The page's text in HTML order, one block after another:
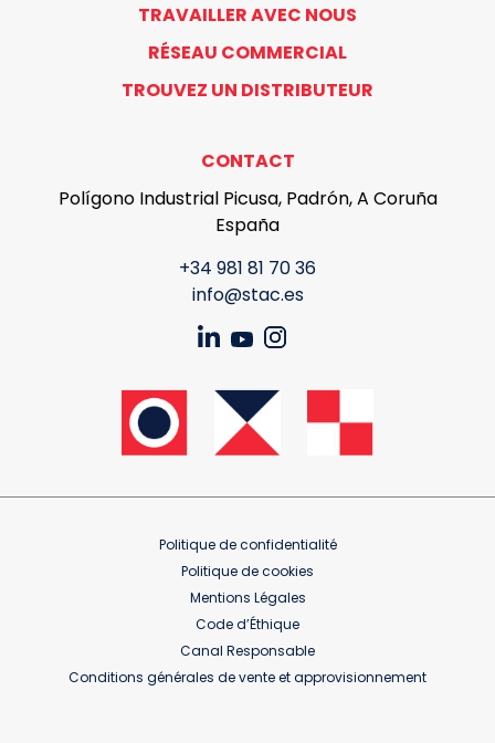
TRAVAILLER AVEC NOUS
RÉSEAU COMMERCIAL
TROUVEZ UN DISTRIBUTEUR
CONTACT
Polígono Industrial Picusa, Padrón, A Coruña
España
+34 981 81 70 36
info@stac.es
Politique de confidentialité
Politique de cookies
Mentions Légales
Code d’Éthique
Canal Responsable
Conditions générales de vente et approvisionnement